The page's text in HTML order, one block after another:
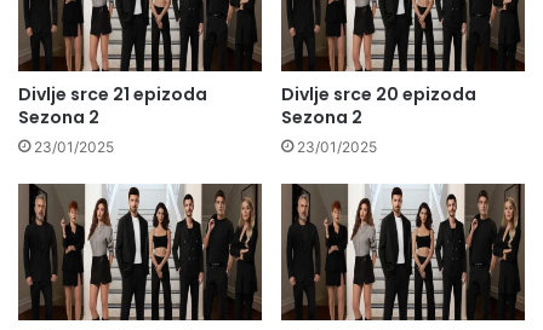
Divlje srce 21 epizoda
Sezona 2
23/01/2025
Divlje srce 20 epizoda
Sezona 2
23/01/2025